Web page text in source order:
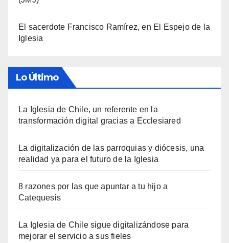
El sacerdote Francisco Ramírez, en El Espejo de la
Iglesia
Lo Último
La Iglesia de Chile, un referente en la
transformación digital gracias a Ecclesiared
La digitalización de las parroquias y diócesis, una
realidad ya para el futuro de la Iglesia
8 razones por las que apuntar a tu hijo a
Catequesis
La Iglesia de Chile sigue digitalizándose para
mejorar el servicio a sus fieles